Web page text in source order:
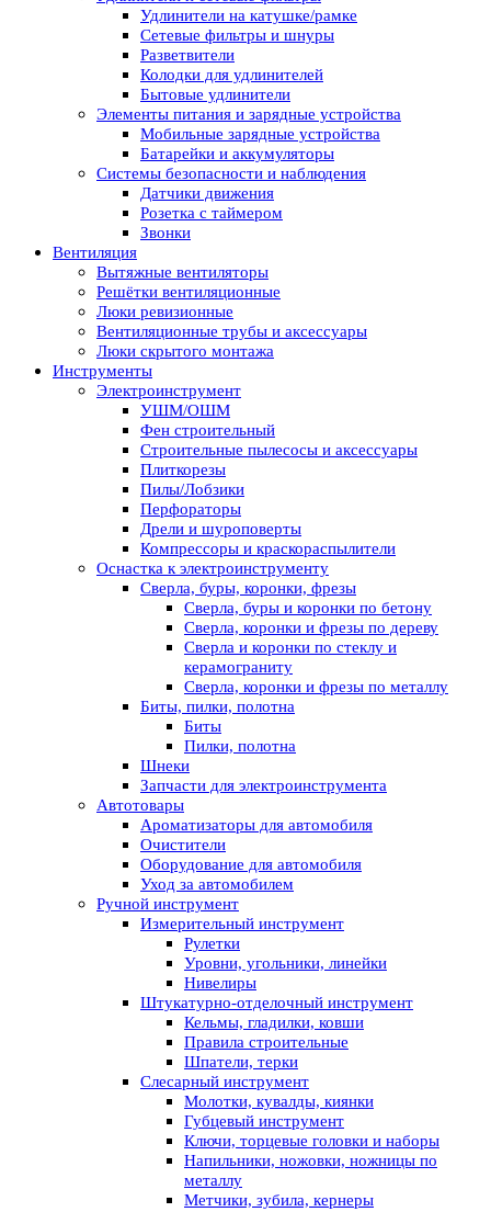
Удлинители на катушке/рамке
Сетевые фильтры и шнуры
Разветвители
Колодки для удлинителей
Бытовые удлинители
Элементы питания и зарядные устройства
Мобильные зарядные устройства
Батарейки и аккумуляторы
Системы безопасности и наблюдения
Датчики движения
Розетка с таймером
Звонки
Вентиляция
Вытяжные вентиляторы
Решётки вентиляционные
Люки ревизионные
Вентиляционные трубы и аксессуары
Люки скрытого монтажа
Инструменты
Электроинструмент
УШМ/ОШМ
Фен строительный
Строительные пылесосы и аксессуары
Плиткорезы
Пилы/Лобзики
Перфораторы
Дрели и шуроповерты
Компрессоры и краскораспылители
Оснастка к электроинструменту
Сверла, буры, коронки, фрезы
Сверла, буры и коронки по бетону
Сверла, коронки и фрезы по дереву
Сверла и коронки по стеклу и
керамограниту
Сверла, коронки и фрезы по металлу
Биты, пилки, полотна
Биты
Пилки, полотна
Шнеки
Запчасти для электроинструмента
Автотовары
Ароматизаторы для автомобиля
Очистители
Оборудование для автомобиля
Уход за автомобилем
Ручной инструмент
Измерительный инструмент
Рулетки
Уровни, угольники, линейки
Нивелиры
Штукатурно-отделочный инструмент
Кельмы, гладилки, ковши
Правила строительные
Шпатели, терки
Слесарный инструмент
Молотки, кувалды, киянки
Губцевый инструмент
Ключи, торцевые головки и наборы
Напильники, ножовки, ножницы по
металлу
Метчики, зубила, кернеры